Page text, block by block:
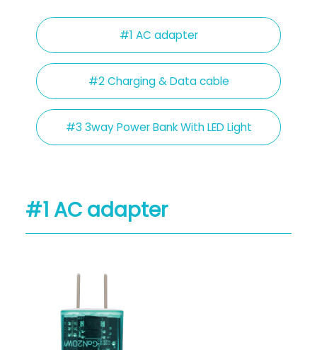
#1 AC adapter
#2 Charging & Data cable
#3 3way Power Bank With LED Light
#1 AC adapter